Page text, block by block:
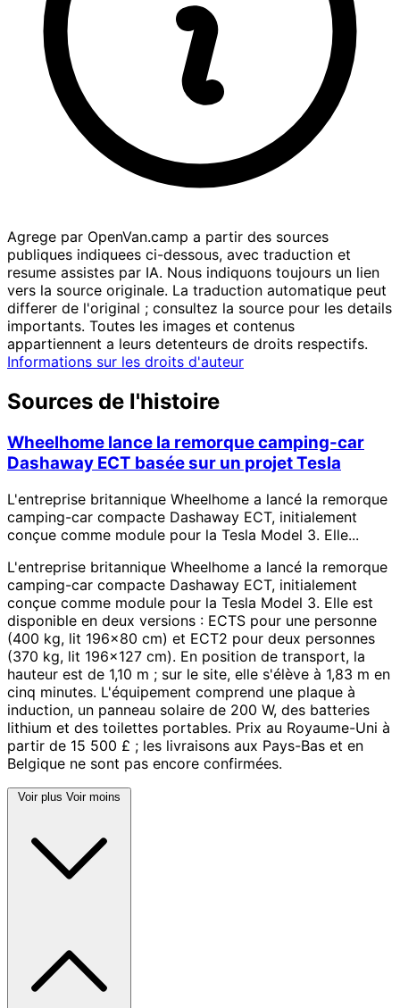
Agrege par OpenVan.camp a partir des sources
publiques indiquees ci-dessous, avec traduction et
resume assistes par IA. Nous indiquons toujours un lien
vers la source originale. La traduction automatique peut
differer de l'original ; consultez la source pour les details
importants. Toutes les images et contenus
appartiennent a leurs detenteurs de droits respectifs.
Informations sur les droits d'auteur
Sources de l'histoire
Wheelhome lance la remorque camping-car
Dashaway ECT basée sur un projet Tesla
L'entreprise britannique Wheelhome a lancé la remorque
camping-car compacte Dashaway ECT, initialement
conçue comme module pour la Tesla Model 3. Elle...
L'entreprise britannique Wheelhome a lancé la remorque
camping-car compacte Dashaway ECT, initialement
conçue comme module pour la Tesla Model 3. Elle est
disponible en deux versions : ECTS pour une personne
(400 kg, lit 196x80 cm) et ECT2 pour deux personnes
(370 kg, lit 196x127 cm). En position de transport, la
hauteur est de 1,10 m ; sur le site, elle s'élève à 1,83 m en
cinq minutes. L'équipement comprend une plaque à
induction, un panneau solaire de 200 W, des batteries
lithium et des toilettes portables. Prix au Royaume-Uni à
partir de 15 500 £ ; les livraisons aux Pays-Bas et en
Belgique ne sont pas encore confirmées.
Voir plus Voir moins